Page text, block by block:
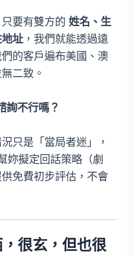
只要有雙方的姓名、生
址 ，我們就能透過遠
的客戶遍布美國、澳
二致。
詢不行嗎？
只是「當局者迷」，
妳擬定回話策略（劇
免費初步評估，不會
很玄，但也很